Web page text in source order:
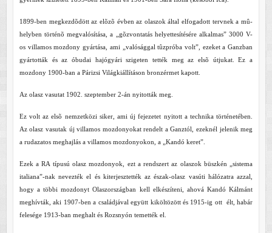
1899-ben megkezdõdött az elõzõ évben az olaszok által elfogadott tervnek a mû-
helyben történõ megvalósítása, a „gõzvontatás helyettesítésére alkalmas” 3000 V-
os villamos mozdony gyártása, ami „valósággal tûzpróba volt”, ezeket a Ganzban
gyártották és az óbudai hajógyári szigeten tették meg az elsõ útjukat. Ez a
mozdony 1900-ban a Párizsi Világkiállításon bronzérmet kapott.
Az olasz vasutat 1902. szeptember 2-án nyitották meg.
Ez volt az elsõ nemzetközi siker, ami új fejezetet nyitott a technika történetében.
Az olasz vasutak új villamos mozdonyokat rendelt a Ganztól, ezeknél jelenik meg
a rudazatos meghajlás a villamos mozdonyokon, a „Kandó keret”.
Ezek a RA típusú olasz mozdonyok, ezt a rendszert az olaszok büszkén „sistema
italiana”-nak nevezték el és kiterjesztették az észak-olasz vasúti hálózatra azzal,
hogy a többi mozdonyt Olaszországban kell elkészíteni, ahová Kandó Kálmánt
meghívták, aki 1907-ben a családjával együtt kiköltözött és 1915-ig ott élt, habár
felesége 1913-ban meghalt és Rozsnyón temették el.